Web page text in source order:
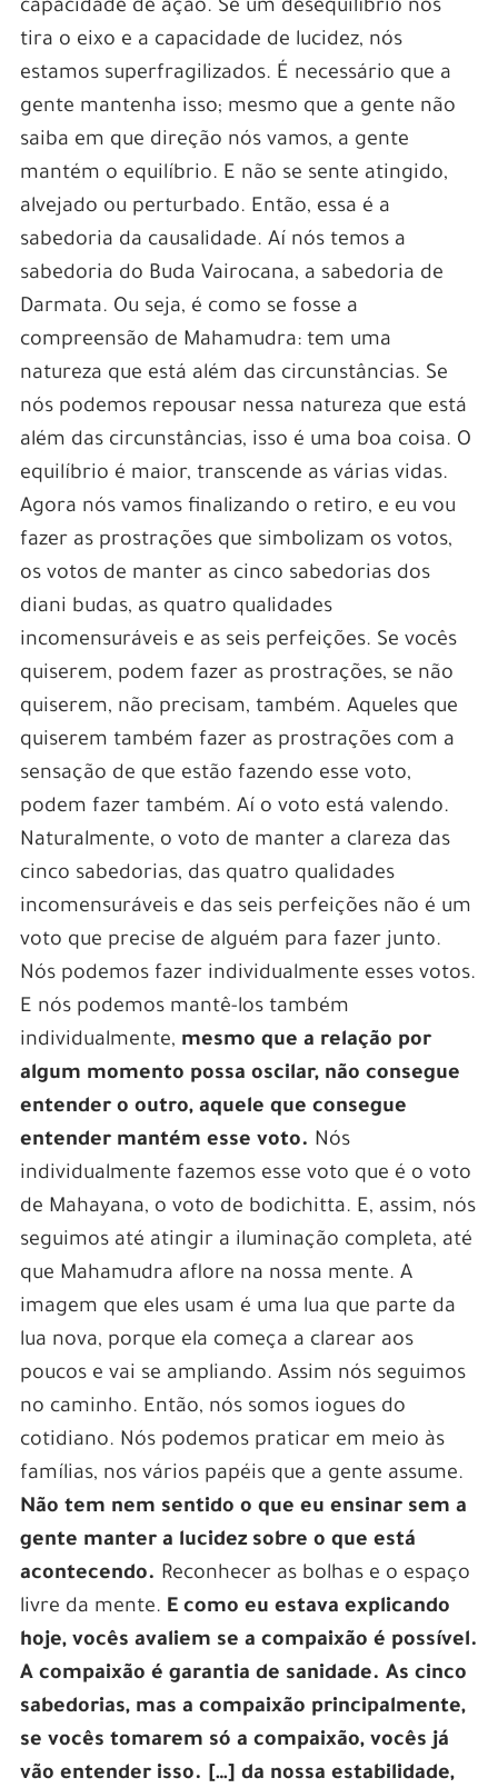
capacidade de ação. Se um desequilíbrio nos
tira o eixo e a capacidade de lucidez, nós
estamos superfragilizados. É necessário que a
gente mantenha isso; mesmo que a gente não
saiba em que direção nós vamos, a gente
mantém o equilíbrio. E não se sente atingido,
alvejado ou perturbado. Então, essa é a
sabedoria da causalidade. Aí nós temos a
sabedoria do Buda Vairocana, a sabedoria de
Darmata. Ou seja, é como se fosse a
compreensão de Mahamudra: tem uma
natureza que está além das circunstâncias. Se
nós podemos repousar nessa natureza que está
além das circunstâncias, isso é uma boa coisa. O
equilíbrio é maior, transcende as várias vidas.
Agora nós vamos finalizando o retiro, e eu vou
fazer as prostrações que simbolizam os votos,
os votos de manter as cinco sabedorias dos
diani budas, as quatro qualidades
incomensuráveis e as seis perfeições. Se vocês
quiserem, podem fazer as prostrações, se não
quiserem, não precisam, também. Aqueles que
quiserem também fazer as prostrações com a
sensação de que estão fazendo esse voto,
podem fazer também. Aí o voto está valendo.
Naturalmente, o voto de manter a clareza das
cinco sabedorias, das quatro qualidades
incomensuráveis e das seis perfeições não é um
voto que precise de alguém para fazer junto.
Nós podemos fazer individualmente esses votos.
E nós podemos mantê-los também
individualmente, mesmo que a relação por
algum momento possa oscilar, não consegue
entender o outro, aquele que consegue
entender mantém esse voto. Nós
individualmente fazemos esse voto que é o voto
de Mahayana, o voto de bodichitta. E, assim, nós
seguimos até atingir a iluminação completa, até
que Mahamudra aflore na nossa mente. A
imagem que eles usam é uma lua que parte da
lua nova, porque ela começa a clarear aos
poucos e vai se ampliando. Assim nós seguimos
no caminho. Então, nós somos iogues do
cotidiano. Nós podemos praticar em meio às
famílias, nos vários papéis que a gente assume.
Não tem nem sentido o que eu ensinar sem a
gente manter a lucidez sobre o que está
acontecendo. Reconhecer as bolhas e o espaço
livre da mente. E como eu estava explicando
hoje, vocês avaliem se a compaixão é possível.
A compaixão é garantia de sanidade. As cinco
sabedorias, mas a compaixão principalmente,
se vocês tomarem só a compaixão, vocês já
vão entender isso. […] da nossa estabilidade,